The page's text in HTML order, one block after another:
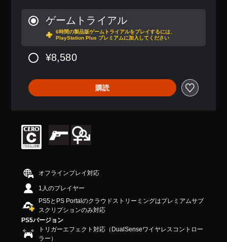
階
中
の
4
で
す
ゲームトライアル
6時間の製品版ゲームトライアルをプレイするには、
PlayStation Plus プレミアムに加入してください
¥8,580
購読
オフラインプレイ対応
1人のプレイヤー
PS5とPS Portalのクラウドストリーミングはプレミアムサブ
スクリプションのみ対応
PS5バージョン
トリガーエフェクト対応（DualSenseワイヤレスコントロー
ラー）